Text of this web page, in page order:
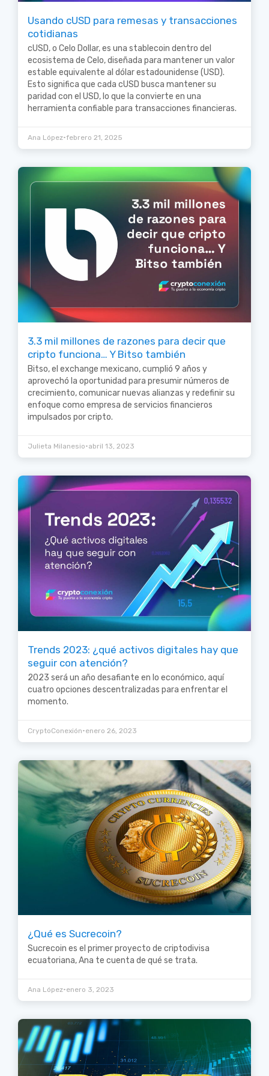
Usando cUSD para remesas y transacciones
cotidianas
cUSD, o Celo Dollar, es una stablecoin dentro del
ecosistema de Celo, diseñada para mantener un valor
estable equivalente al dólar estadounidense (USD).
Esto significa que cada cUSD busca mantener su
paridad con el USD, lo que la convierte en una
herramienta confiable para transacciones financieras.
Ana López•febrero 21, 2025
3.3 mil millones de razones para decir que
cripto funciona… Y Bitso también
Bitso, el exchange mexicano, cumplió 9 años y
aprovechó la oportunidad para presumir números de
crecimiento, comunicar nuevas alianzas y redefinir su
enfoque como empresa de servicios financieros
impulsados por cripto.
Julieta Milanesio•abril 13, 2023
Trends 2023: ¿qué activos digitales hay que
seguir con atención?
2023 será un año desafiante en lo económico, aquí
cuatro opciones descentralizadas para enfrentar el
momento.
CryptoConexión•enero 26, 2023
¿Qué es Sucrecoin?
Sucrecoin es el primer proyecto de criptodivisa
ecuatoriana, Ana te cuenta de qué se trata.
Ana López•enero 3, 2023